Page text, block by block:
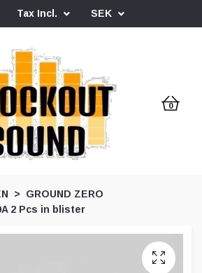
Tax Incl. SEK
0
GROUND ZERO
2 Pcs in blister